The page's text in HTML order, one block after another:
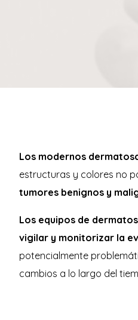
Los modernos
estructuras y colores no
tumores benignos y
Los equipos de
vigilar y monitorizar la
potencialmente
cambios a lo largo del